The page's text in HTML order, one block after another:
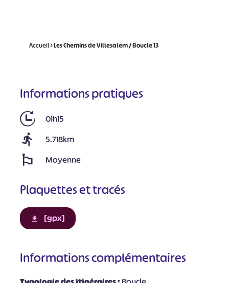
Accueil>Les Chemins de Villesalem / Boucle 13
Informations pratiques
01h15
5.718km
Moyenne
Plaquettes et tracés
[gpx]
Informations complémentaires